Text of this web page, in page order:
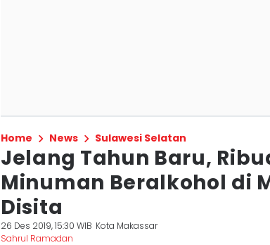
Home News Sulawesi Selatan
Jelang Tahun Baru,
Minuman Beralkohol di
Disita
26 Des 2019, 15:30 WIB Kota Makassar
Sahrul Ramadan